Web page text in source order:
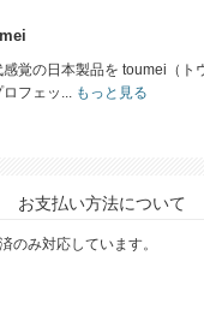
感覚の日本製品を toumei（ト
フェッ...
もっと見る
お支払い方法について
のみ対応しています。